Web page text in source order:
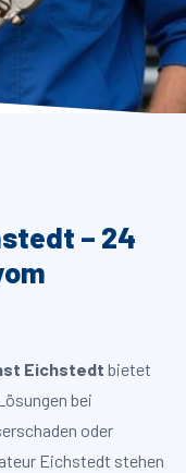
– 24
Eichstedt bietet
bei
oder
Eichstedt stehen